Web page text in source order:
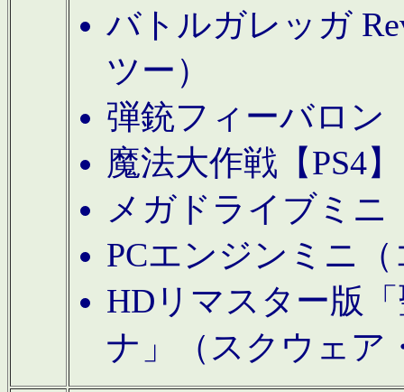
バトルガレッガ
ツー）
弾銃フィーバロン
魔法大作戦【PS4
メガドライブミニ
PCエンジンミニ
HDリマスター版
ナ」（スクウェア